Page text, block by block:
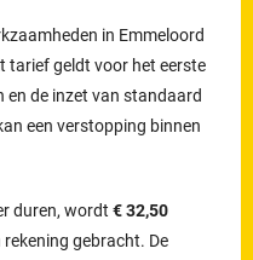
in Emmeloord
tarief geldt voor het eerste
en de inzet van standaard
een verstopping binnen
duren, wordt€ 32,50
gebracht. De